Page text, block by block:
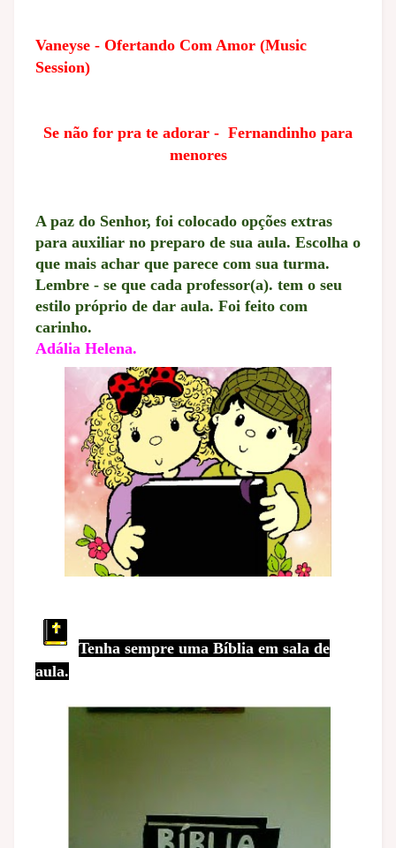
Vaneyse - Ofertando Com Amor (Music
Session)
Se não for pra te adorar - Fernandinho para
menores
A paz do Senhor, foi colocado opções extras
para auxiliar no preparo de sua aula. Escolha o
que mais achar que parece com sua turma.
Lembre - se que cada professor(a). tem o seu
estilo próprio de dar aula. Foi feito com
carinho.
Adália Helena.
Tenha sempre uma Bíblia em sala de
aula.